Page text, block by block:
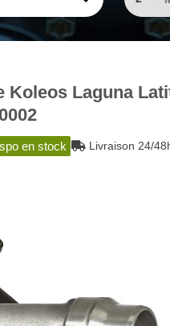
Koleos Laguna
en stock Livraison 24/